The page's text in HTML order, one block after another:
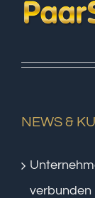
NEWS &
verbunden